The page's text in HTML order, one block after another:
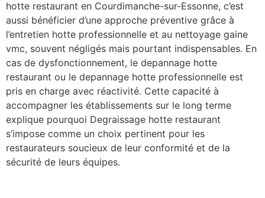
hotte restaurant en Courdimanche-sur-Essonne, c’est
aussi bénéficier d’une approche préventive grâce à
l’entretien hotte professionnelle et au nettoyage gaine
vmc, souvent négligés mais pourtant indispensables. En
cas de dysfonctionnement, le depannage hotte
restaurant ou le depannage hotte professionnelle est
pris en charge avec réactivité. Cette capacité à
accompagner les établissements sur le long terme
explique pourquoi Degraissage hotte restaurant
s’impose comme un choix pertinent pour les
restaurateurs soucieux de leur conformité et de la
sécurité de leurs équipes.